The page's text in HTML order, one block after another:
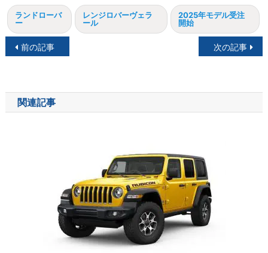
ランドローバ
ー
レンジロバーヴェラ
ール
2025年モデル受注
開始
投
ナ
ビ
前の記事 次の記事
関連記事